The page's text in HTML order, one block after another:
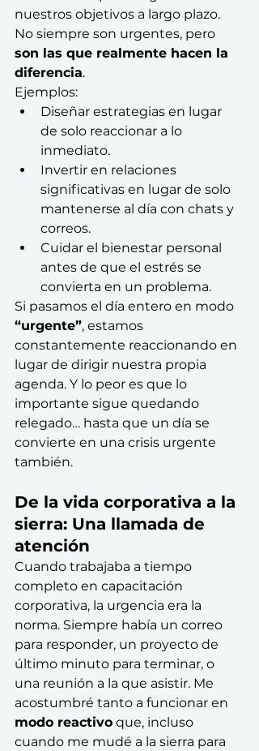
nuestros objetivos a largo plazo.
No siempre son urgentes, pero
son las que realmente hacen la
diferencia.
Ejemplos:
Diseñar estrategias en lugar
de solo reaccionar a lo
inmediato.
Invertir en relaciones
significativas en lugar de solo
mantenerse al día con chats y
correos.
Cuidar el bienestar personal
antes de que el estrés se
convierta en un problema.
Si pasamos el día entero en modo
“urgente”, estamos
constantemente reaccionando en
lugar de dirigir nuestra propia
agenda. Y lo peor es que lo
importante sigue quedando
relegado… hasta que un día se
convierte en una crisis urgente
también.
De la vida corporativa a la
sierra: Una llamada de
atención
Cuando trabajaba a tiempo
completo en capacitación
corporativa, la urgencia era la
norma. Siempre había un correo
para responder, un proyecto de
último minuto para terminar, o
una reunión a la que asistir. Me
acostumbré tanto a funcionar en
modo reactivo que, incluso
cuando me mudé a la sierra para